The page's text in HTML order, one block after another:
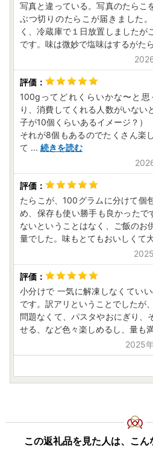
写真と違っている。写真のたらこ
ぶつ切りのたらこが届きました
く、冷蔵庫で１日放置しましたが
です。味は微妙で塩味はするがた
100gってどれくらいかな〜と
り、消費してくれる人数がいない
子が10個くらいあるイメージ？）
それが8個もあるのでたくさん楽
て ... 続きを読む
たらこが、100グラムに分けて個
め、保存も使い勝手も良かった
ないということはなく、ご飯のお
量でした。味もとてもおいしくて
小分けで 一気に解凍しなくてい
です。訳アリということでしたが
問題なくて、パスタやおにぎり、
せる、など色々楽しめるし、量も
2025
この返礼品を見た人は、こ